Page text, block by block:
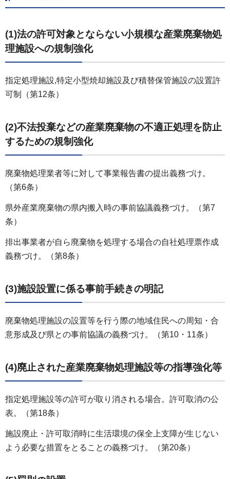
(1)法の許可対象とならない小規模な産業廃棄物処
理施設への規制強化
指定処理施設,特定小型焼却施設及び積替保管施設の設置許
可制（第12条）
(2)不法投棄などの産業廃棄物の不適正処理を防止
するための規制強化
廃棄物処理業者等に対して事業報告書の提出義務づけ。
（第6条）
県外産業廃棄物の県内搬入時の事前協議義務づけ。（第7
条）
排出事業者が自ら廃棄物を処理する場合の自社処理票作成
義務づけ。（第8条）
(3)施設設置に係る事前手続きの明記
廃棄物処理施設の設置等を行う際の地域住民への周知・合
意形成及び県との事前協議の義務づけ。（第10・11条）
(4)廃止された産業廃棄物処理施設等の指導強化等
指定処理施設等の許可が取り消される場合。許可取消の公
表。（第18条）
施設廃止・許可取消時に生活環境の保全上支障が生じない
よう必要な措置をとることの義務づけ。（第20条）